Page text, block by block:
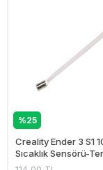
%25
Creality Ender 3 S1
Sıcaklık Sensörü-